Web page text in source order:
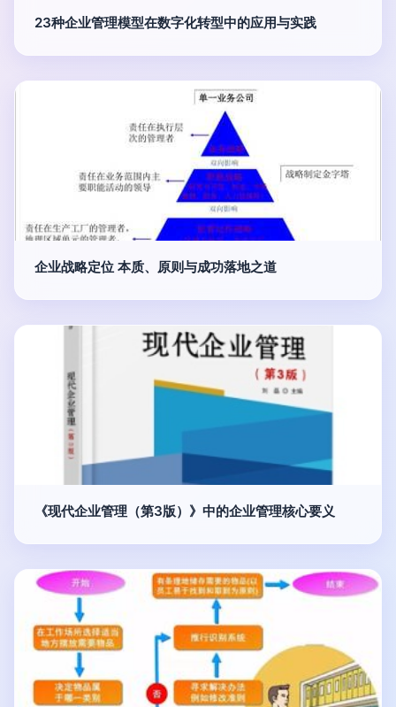
23种企业管理模型在数字化转型中的应用与实践
企业战略定位 本质、原则与成功落地之道
《现代企业管理（第3版）》中的企业管理核心要义